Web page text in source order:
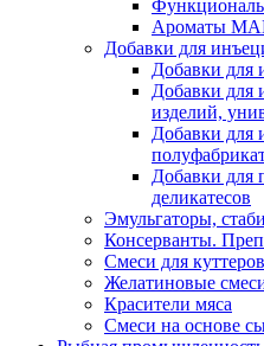
Ароматы
Добавки для
Добавки для
Добавки для
изделий,
Добавки для
Добавки для
деликатесов
Эмульгаторы,
Консерванты.
Смеси для
Желатиновые
Красители мяса
Смеси на основе